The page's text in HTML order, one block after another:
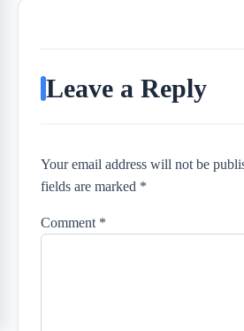
Leave a Reply
Your email address will not be
fields are marked *
Comment *